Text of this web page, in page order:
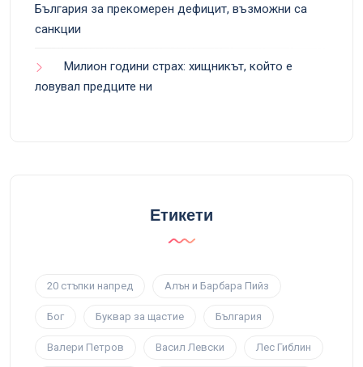
България за прекомерен дефицит, възможни са
санкции
Милион години страх: хищникът, който е
ловувал предците ни
Етикети
20 стъпки напред Алън и Барбара Пийз
Бог Буквар за щастие България
Валери Петров Васил Левски Лес Гиблин